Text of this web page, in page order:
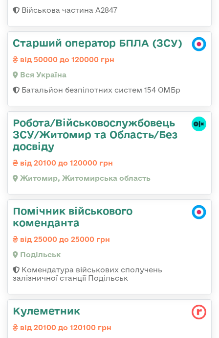
Військова частина А2847
Старший оператор БПЛА (ЗСУ)
від 50000 до 120000 грн
Вся Україна
Батальйон безпілотних систем 154 ОМБр
Робота/Військовослужбовець
ЗСУ/Житомир та Область/Без
досвіду
від 20100 до 120000 грн
Житомир, Житомирська область
Помічник військового
коменданта
від 25000 до 25000 грн
Подільськ
Комендатура військових сполучень
залізничної станції Подільськ
Кулеметник
від 20100 до 120100 грн